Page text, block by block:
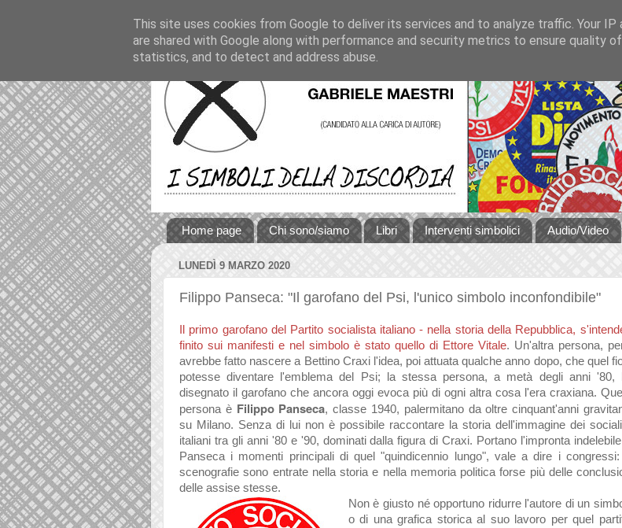
Home page Chi sono/siamo Libri Interventi simbolici Audio/Video
LUNEDÌ 9 MARZO 2020
Filippo Panseca: "Il garofano del Psi, l'unico simbolo inconfondibile"
Il primo garofano del Partito socialista italiano - nella storia della Repubblica,
finito sui manifesti e nel simbolo è stato quello di Ettore Vitale. Un'altra persona,
avrebbe fatto nascere a Bettino Craxi l'idea, poi attuata qualche anno dopo, che quel
potesse diventare l'emblema del Psi; la stessa persona, a metà degli anni '80,
disegnato il garofano che ancora oggi evoca più di ogni altra cosa l'era craxiana.
persona è Filippo Panseca,classe 1940, palermitano da oltre cinquant'anni
su Milano. Senza di lui non è possibile raccontare la storia dell'immagine dei
italiani tra gli anni '80 e '90, dominati dalla figura di Craxi. Portano l'impronta
Panseca i momenti principali di quel "quindicennio lungo", vale a dire i
scenografie sono entrate nella storia e nella memoria politica forse più delle
delle assise stesse.
Non è giusto né opportuno ridurre l'autore di un
o di una grafica storica al suo lavoro per quel
This site uses cookies from Google to deliver its services and to analyze traffic. Your IP
are shared with Google along with performance and security metrics to ensure quality
statistics, and to detect and address abuse.